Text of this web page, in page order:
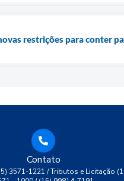
restrições para conter
Contato
3571-1221 / Tributos e Licitação